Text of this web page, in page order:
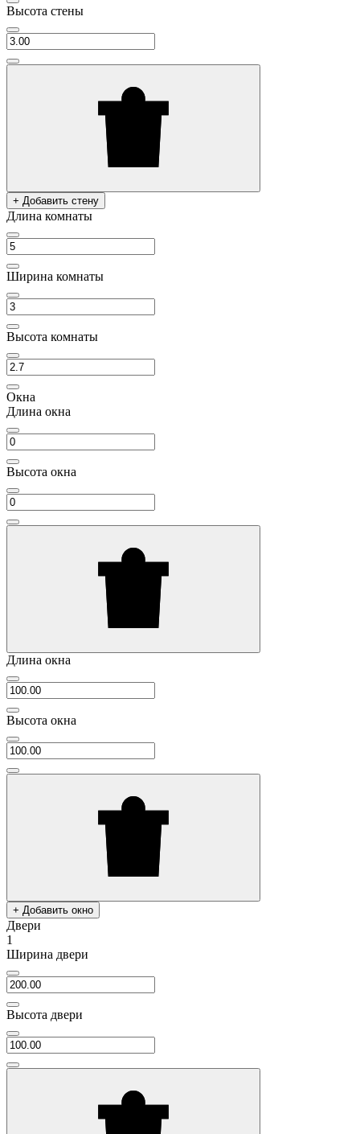
Высота стены
+ Добавить стену
Длина комнаты
Ширина комнаты
Высота комнаты
Окна
Длина окна
Высота окна
Длина окна
Высота окна
+ Добавить окно
Двери
1
Ширина двери
Высота двери